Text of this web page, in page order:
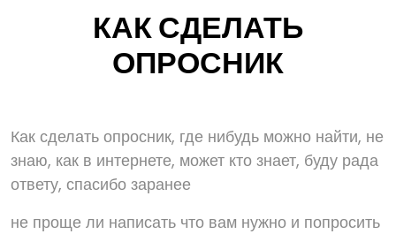
КАК СДЕЛАТЬ
ОПРОСНИК
Как сделать опросник, где нибудь можно найти, не
знаю, как в интернете, может кто знает, буду рада
ответу, спасибо заранее
не проще ли написать что вам нужно и попросить